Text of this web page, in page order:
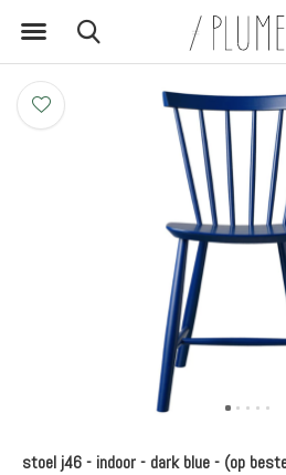
stoel j46 - indoor - dark blue - (op